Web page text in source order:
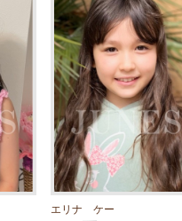
エリナ ケー